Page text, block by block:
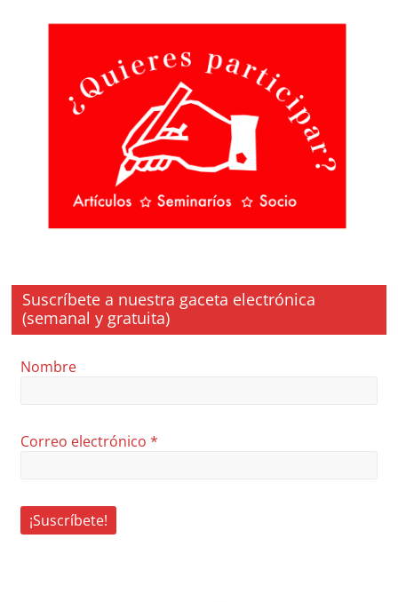
Suscríbete a nuestra gaceta electrónica
(semanal y gratuita)
Nombre
Correo electrónico*